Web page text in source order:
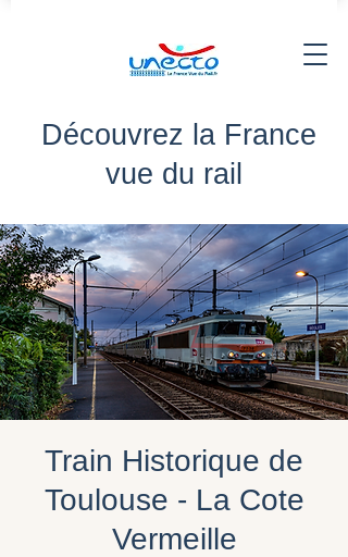
Découvrez la France
vue du rail
Train Historique de
Toulouse - La Cote
Vermeille